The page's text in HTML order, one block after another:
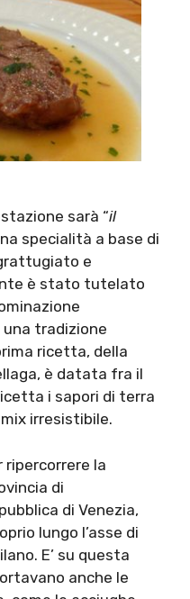
sarà “il
specialità a base di
e
è stato tutelato
tradizione
ricetta, della
è datata fra il
i sapori di terra
irresistibile.
ripercorrere la
di
di Venezia,
lungo l’asse di
E’ su questa
anche le